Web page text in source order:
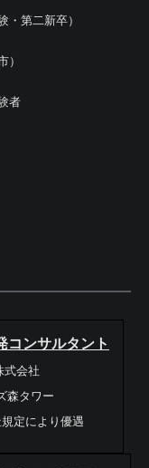
・第二新卒）
）
者
コンサルタント
式会社
森タワー
定により優遇